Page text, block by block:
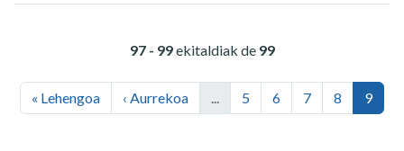
97 - 99ekitaldiak de 99
« Lehengoa ‹ Aurrekoa ... 5 6 7 8 9